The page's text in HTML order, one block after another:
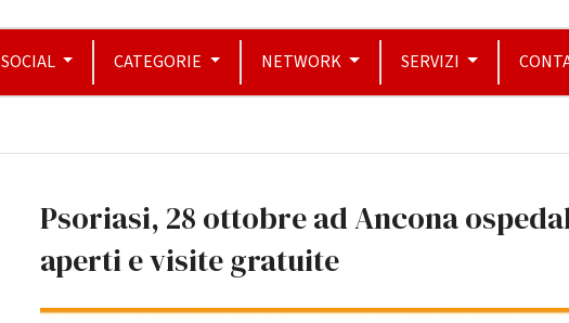
SOCIAL CATEGORIE NETWORK SERVIZI
Psoriasi, 28 ottobre ad Ancona
aperti e visite gratuite